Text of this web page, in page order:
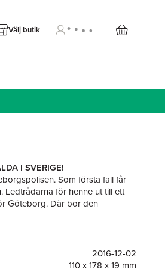
Välj butik
I SVERIGE!
Som första fall får
Ledtrådarna för henne ut till ett
Göteborg. Där bor den
ytterst lovande, men Egon
experiment flera år
2016-12-02
110 x 178 x 19 mm